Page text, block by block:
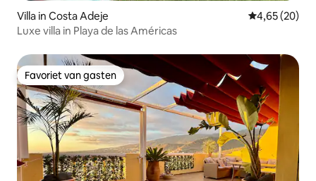
Villa in Costa Adeje Gemiddelde
4,65 (20)
Luxe villa in Playa de las Américas
Favoriet van gasten
Favoriet van gasten